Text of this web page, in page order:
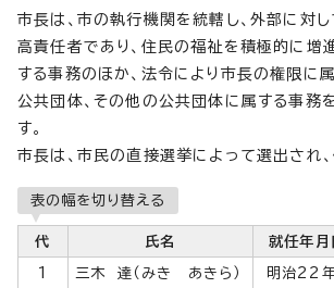
市長は、市の執行機関を統轄し、外部に対
高責任者であり、住民の福祉を積極的に増
する事務のほか、法令により市長の権限に
公共団体、その他の公共団体に属する事務
す。
市長は、市民の直接選挙によって選出され
表の幅を切り替える
代 氏名 就任年月
1 三木 達（みき あきら）
明治22